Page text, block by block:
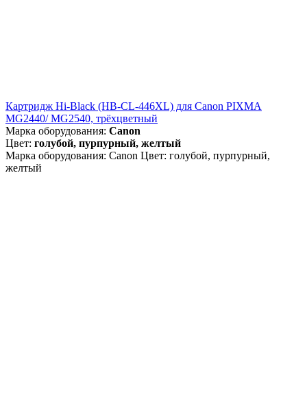
Картридж Hi-Black (HB-CL-446XL) для Canon PIXMA
MG2440/ MG2540, трёхцветный
Марка оборудования: Canon
Цвет: голубой, пурпурный, желтый
Марка оборудования: Canon Цвет: голубой, пурпурный,
желтый